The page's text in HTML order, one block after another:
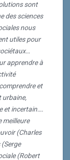
de
Wright), du
des
de
et de
bouc
de
au travail
que cela
de biais
(Léon
sont
des sciences
nous
utiles pour
apprendre à
et
urbaine,
et incertain….
meilleure
(Charles
(Robert